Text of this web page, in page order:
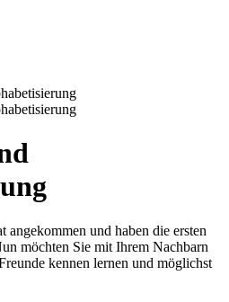
angekommen und haben die ersten
möchten Sie mit Ihrem Nachbarn
kennen lernen und möglichst